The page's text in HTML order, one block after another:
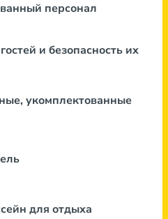
персонал
и безопасность их
укомплектованные
для отдыха